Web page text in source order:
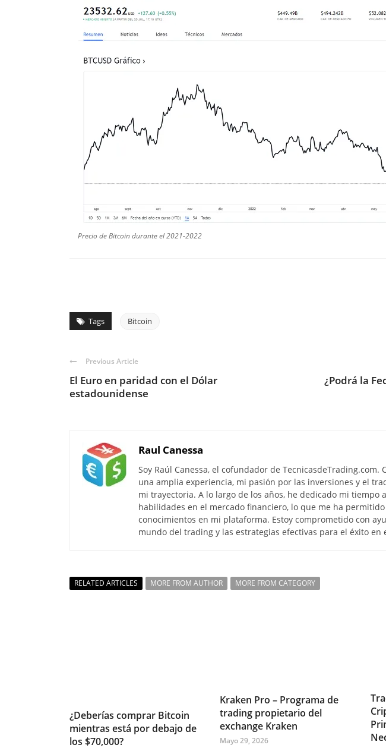
Precio de Bitcoin durante el 2021-2022
Tags Bitcoin
Previous Article
El Euro en paridad con el Dólar
estadounidense
¿Podrá la
Raul Canessa
Soy Raúl Canessa, el cofundador de TecnicasdeTrading.com.
una amplia experiencia, mi pasión por las inversiones y el
mi trayectoria. A lo largo de los años, he dedicado mi tiempo
habilidades en el mercado financiero, lo que me ha
conocimientos en mi plataforma. Estoy comprometido con
mundo del trading y las estrategias efectivas para el éxito en
RELATED ARTICLES MORE FROM AUTHOR MORE FROM CATEGORY
¿Deberías comprar Bitcoin
mientras está por debajo de
los $70,000?
Kraken Pro – Programa de
trading propietario del
exchange Kraken
Mayo 29, 2026